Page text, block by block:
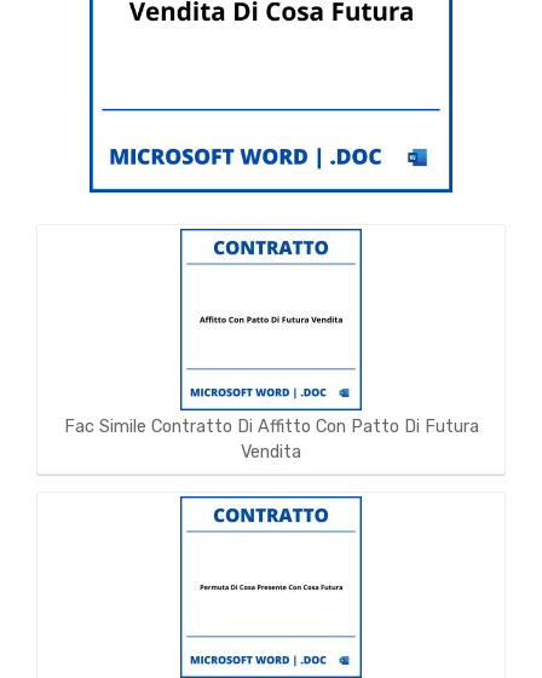
Fac Simile Contratto Di Affitto Con Patto Di Futura
Vendita